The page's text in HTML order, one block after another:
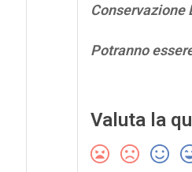
Conservazione
Potranno
Valuta la